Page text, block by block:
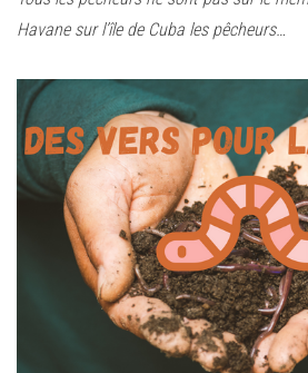
Havane sur l’île de Cuba les pêcheurs…